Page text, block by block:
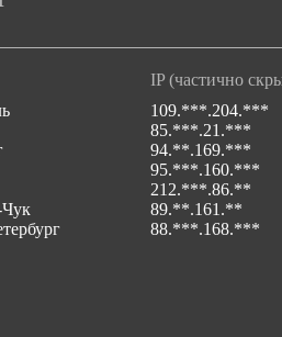
IP (частично
109.***.204.***
85.***.21.***
94.**.169.***
95.***.160.***
212.***.86.**
89.**.161.**
88.***.168.***